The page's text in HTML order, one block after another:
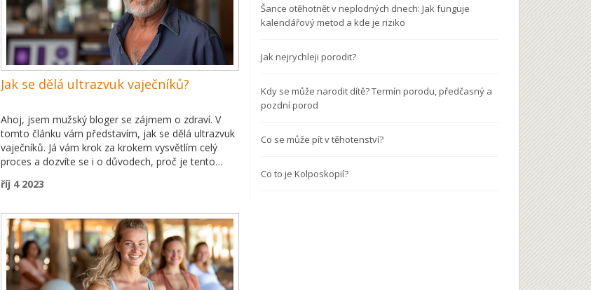
Jak se dělá ultrazvuk vaječníků?
Ahoj, jsem mužský bloger se zájmem o zdraví. V
tomto článku vám představím, jak se dělá ultrazvuk
vaječníků. Já vám krok za krokem vysvětlím celý
proces a dozvíte se i o důvodech, proč je tento
se na tento výzkum připravit. To vše a mnohem víc
říj 4 2023
Šance otěhotnět v neplodných dnech: Jak funguje
kalendářový metod a kde je riziko
Jak nejrychleji porodit?
Kdy se může narodit dítě? Termín porodu, předčasný a
pozdní porod
Co se může pít v těhotenství?
Co to je Kolposkopií?